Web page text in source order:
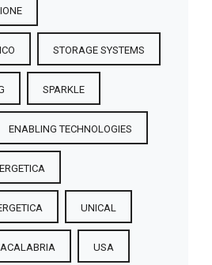
STORAGE SYSTEMS
SPARKLE
ENABLING TECHNOLOGIES
UNICAL
USA